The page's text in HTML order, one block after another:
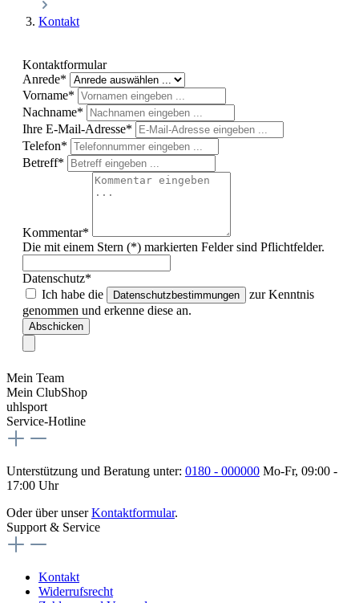
Kontakt
Kontaktformular
Anrede*
Vorname*
Nachname*
Ihre E-Mail-Adresse*
Telefon*
Betreff*
Kommentar*
Die mit einem Stern (*) markierten Felder sind Pflichtfelder.
Datenschutz*
Ich habe die
Datenschutzbestimmungen
zur Kenntnis
genommen und erkenne diese an.
Abschicken
Mein Team
Mein ClubShop
uhlsport
Service-Hotline
Unterstützung und Beratung unter: 0180 - 000000 Mo-Fr, 09:00 -
17:00 Uhr
Oder über unserKontaktformular.
Support & Service
Kontakt
Widerrufsrecht